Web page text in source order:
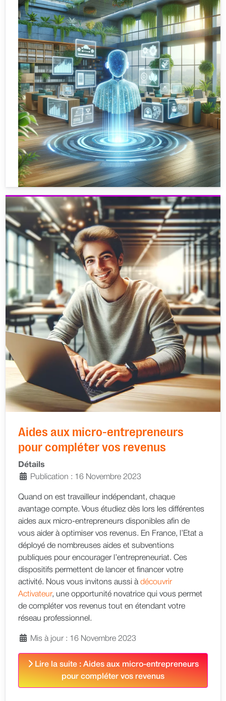
Aides aux micro-entrepreneurs
pour compléter vos revenus
Détails
Publication : 16 Novembre 2023
Quand on est travailleur indépendant, chaque
avantage compte. Vous étudiez dès lors les différentes
aides aux micro-entrepreneurs disponibles afin de
vous aider à optimiser vos revenus. En France, l’Etat a
déployé de nombreuses aides et subventions
publiques pour encourager l’entrepreneuriat. Ces
dispositifs permettent de lancer et financer votre
activité. Nous vous invitons aussi àdécouvrir
Activateur, une opportunité novatrice qui vous permet
de compléter vos revenus tout en étendant votre
réseau professionnel.
Mis à jour : 16 Novembre 2023
Lire la suite : Aides aux micro-entrepreneurs
pour compléter vos revenus